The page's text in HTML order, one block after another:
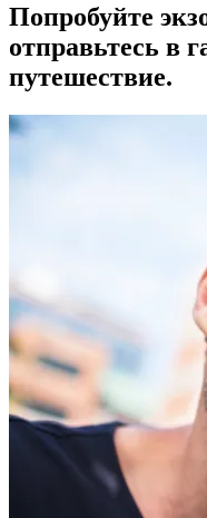
Попробуйте
отправьтесь в
путешествие.